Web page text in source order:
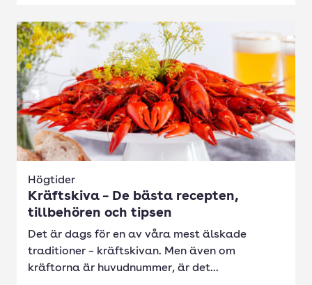
Högtider
Kräftskiva – De bästa recepten,
tillbehören och tipsen
Det är dags för en av våra mest älskade
traditioner – kräftskivan. Men även om
kräftorna är huvudnummer, är det...